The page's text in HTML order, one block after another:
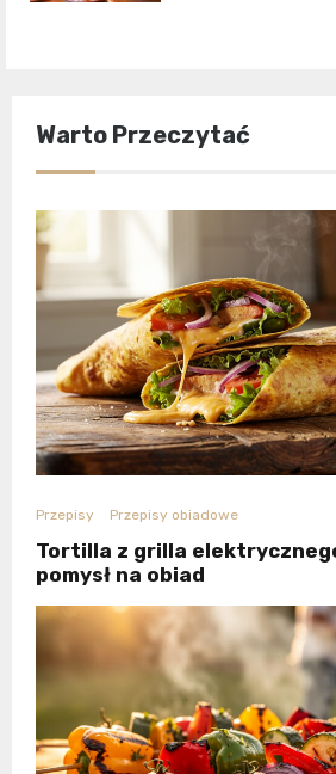
Warto Przeczytać
Przepisy Przepisy obiadowe
Tortilla z grilla
pomysł na obiad